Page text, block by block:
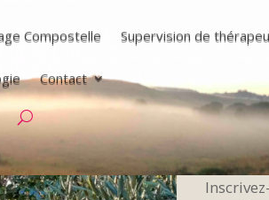
Compostelle Supervision de
Contact